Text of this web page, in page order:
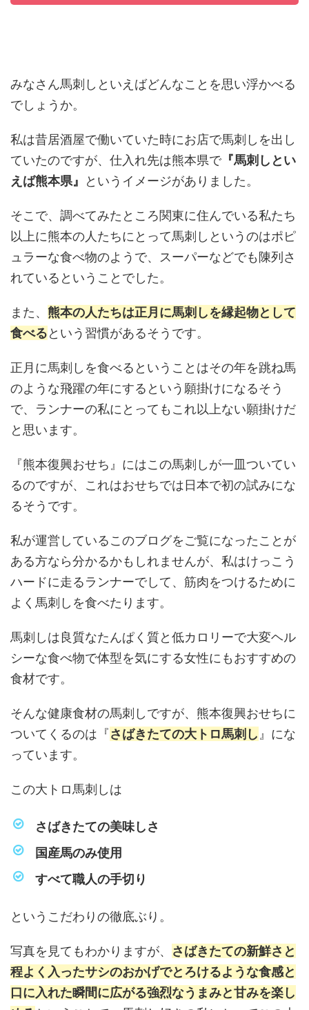
みなさん馬刺しといえばどんなことを思い浮かべる
でしょうか。
私は昔居酒屋で働いていた時にお店で馬刺しを出し
ていたのですが、仕入れ先は熊本県で『馬刺しとい
えば熊本県』
というイメージがありました。
そこで、調べてみたところ関東に住んでいる私たち
以上に熊本の人たちにとって馬刺しというのはポピ
ュラーな食べ物のようで、スーパーなどでも陳列さ
れているということでした。
また、 熊本の人たちは正月に馬刺しを縁起物として
食べるという習慣があるそうです。
正月に馬刺しを食べるということはその年を跳ね馬
のような飛躍の年にするという願掛けになるそう
で、ランナーの私にとってもこれ以上ない願掛けだ
と思います。
『熊本復興おせち』にはこの馬刺しが一皿ついてい
るのですが、これはおせちでは日本で初の試みにな
るそうです。
私が運営しているこのブログをご覧になったことが
ある方なら分かるかもしれませんが、私はけっこう
ハードに走るランナーでして、筋肉をつけるために
よく馬刺しを食べたります。
馬刺しは良質なたんぱく質と低カロリーで大変ヘル
シーな食べ物で体型を気にする女性にもおすすめの
食材です。
そんな健康食材の馬刺しですが、熊本復興おせちに
ついてくるのは『さばきたての大トロ馬刺し 』にな
っています。
この大トロ馬刺しは
さばきたての美味しさ
国産馬のみ使用
すべて職人の手切り
というこだわりの徹底ぶり。
写真を見てもわかりますが、 さばきたての新鮮さと
程よく入ったサシのおかげでとろけるような食感と
口に入れた瞬間に広がる強烈なうまみと甘みを楽し